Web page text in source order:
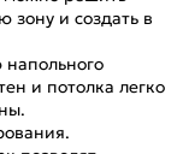
зону и создать в
и потолка легко